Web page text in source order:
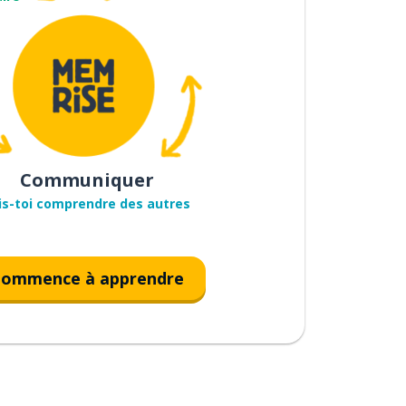
Communiquer
toi comprendre des autres
à apprendre